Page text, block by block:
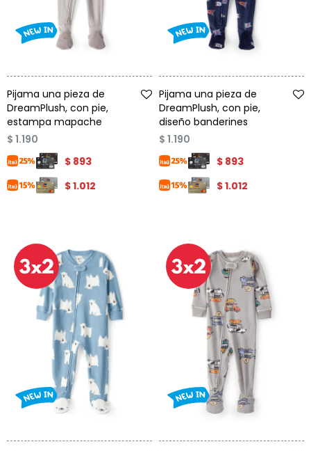
Pijama una pieza de
DreamPlush, con pie,
estampa mapache
$ 1.190
$ 893
$1.012
Pijama una pieza de
DreamPlush, con pie,
diseño banderines
$ 1.190
$ 893
$1.012